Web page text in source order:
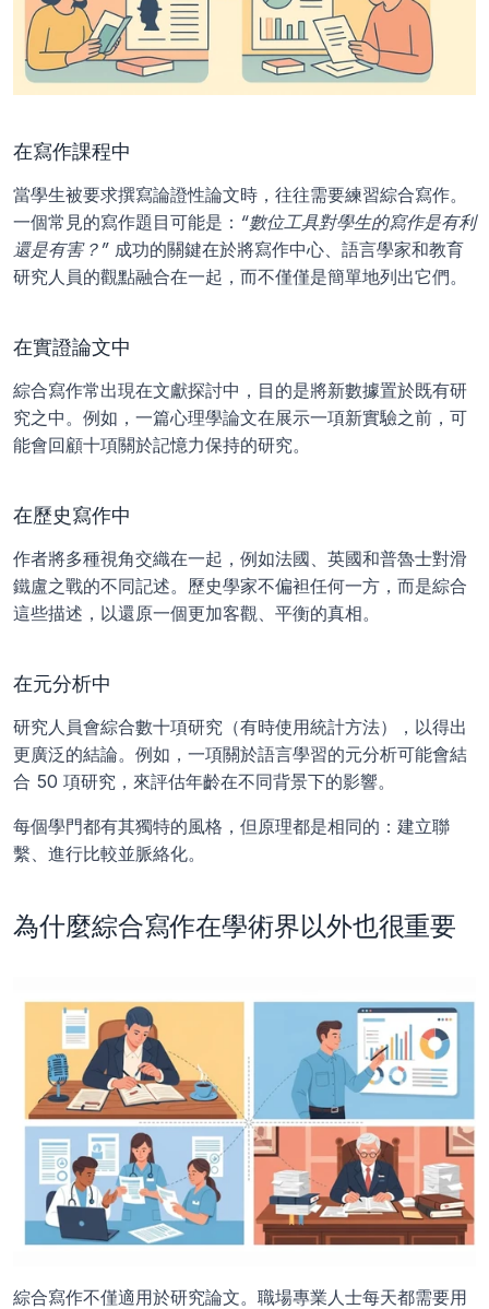
在寫作課程中
當學生被要求撰寫論證性論文時，往往需要練習綜合寫作。
一個常見的寫作題目可能是： “數位工具對學生的寫作是有利
還是有害？” 成功的關鍵在於將寫作中心、語言學家和教育
研究人員的觀點融合在一起，而不僅僅是簡單地列出它們。
在實證論文中
綜合寫作常出現在文獻探討中，目的是將新數據置於既有研
究之中。例如，一篇心理學論文在展示一項新實驗之前，可
能會回顧十項關於記憶力保持的研究。
在歷史寫作中
作者將多種視角交織在一起，例如法國、英國和普魯士對滑
鐵盧之戰的不同記述。歷史學家不偏袒任何一方，而是綜合
這些描述，以還原一個更加客觀、平衡的真相。
在元分析中
研究人員會綜合數十項研究（有時使用統計方法），以得出
更廣泛的結論。例如，一項關於語言學習的元分析可能會結
合 50 項研究，來評估年齡在不同背景下的影響。
每個學門都有其獨特的風格，但原理都是相同的：建立聯
繫、進行比較並脈絡化。
為什麼綜合寫作在學術界以外也很重要
綜合寫作不僅適用於研究論文。職場專業人士每天都需要用